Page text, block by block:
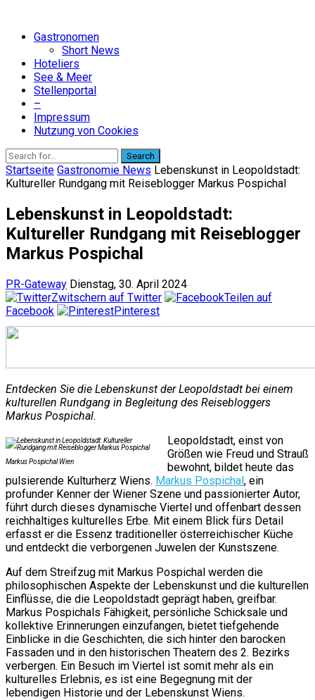
Gastronomen
Short News
Hoteliers
See & Meer
Stellenportal
–
Impressum
Nutzung von Cookies
Search
Startseite Gastronomie News Lebenskunst in Leopoldstadt:
Kultureller Rundgang mit Reiseblogger Markus Pospichal
Lebenskunst in Leopoldstadt:
Kultureller Rundgang mit Reiseblogger
Markus Pospichal
PR-Gateway Dienstag, 30. April 2024
Zwitschern auf Twitter
Teilen auf
Facebook
Pinterest
Entdecken Sie die Lebenskunst der Leopoldstadt bei einem
kulturellen Rundgang in Begleitung des Reisebloggers
Markus Pospichal.
Markus Pospichal Wien
Leopoldstadt, einst von
Größen wie Freud und Strauß
bewohnt, bildet heute das
pulsierende Kulturherz Wiens. Markus Pospichal, ein
profunder Kenner der Wiener Szene und passionierter Autor,
führt durch dieses dynamische Viertel und offenbart dessen
reichhaltiges kulturelles Erbe. Mit einem Blick fürs Detail
erfasst er die Essenz traditioneller österreichischer Küche
und entdeckt die verborgenen Juwelen der Kunstszene.
Auf dem Streifzug mit Markus Pospichal werden die
philosophischen Aspekte der Lebenskunst und die kulturellen
Einflüsse, die die Leopoldstadt geprägt haben, greifbar.
Markus Pospichals Fähigkeit, persönliche Schicksale und
kollektive Erinnerungen einzufangen, bietet tiefgehende
Einblicke in die Geschichten, die sich hinter den barocken
Fassaden und in den historischen Theatern des 2. Bezirks
verbergen. Ein Besuch im Viertel ist somit mehr als ein
kulturelles Erlebnis, es ist eine Begegnung mit der
lebendigen Historie und der Lebenskunst Wiens.